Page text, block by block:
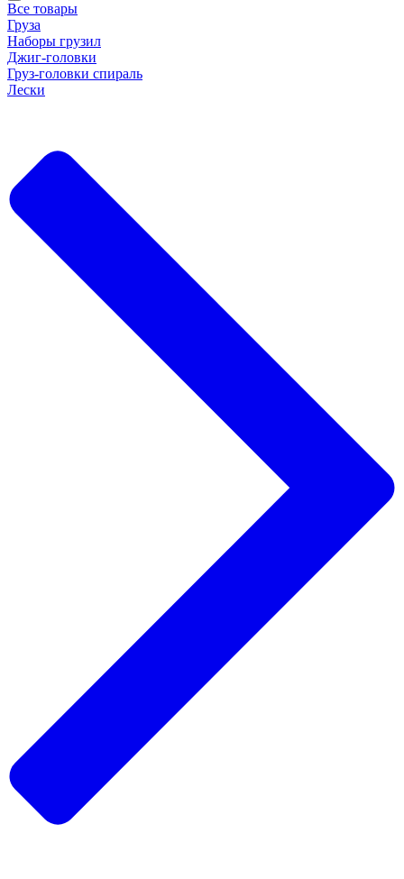
Все товары
Груза
Наборы грузил
Джиг-головки
Груз-головки спираль
Лески